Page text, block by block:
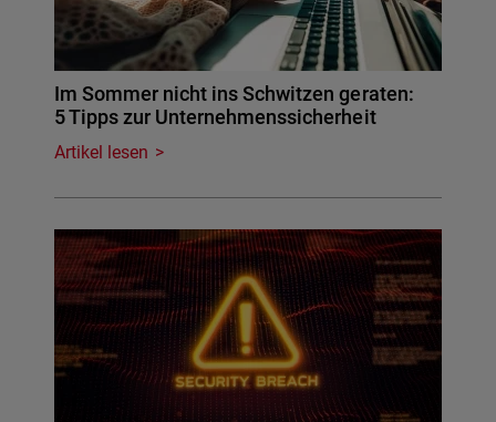
Im Sommer nicht ins Schwitzen geraten:
5 Tipps zur Unternehmenssicherheit
Artikel lesen